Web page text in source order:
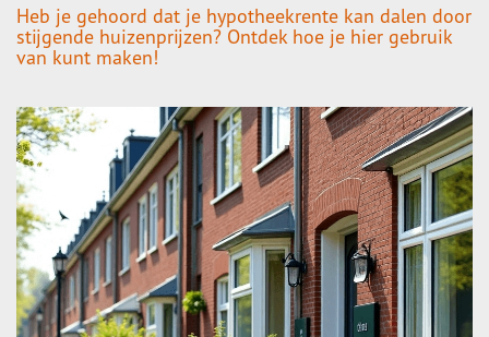
Heb je gehoord dat je hypotheekrente kan dalen door
stijgende huizenprijzen? Ontdek hoe je hier gebruik
van kunt maken!